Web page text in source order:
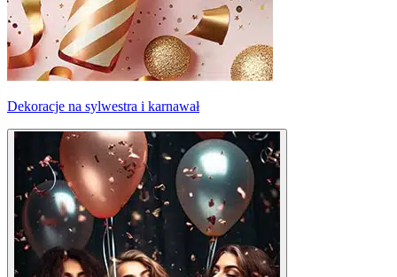
Dekoracje na sylwestra i karnawał